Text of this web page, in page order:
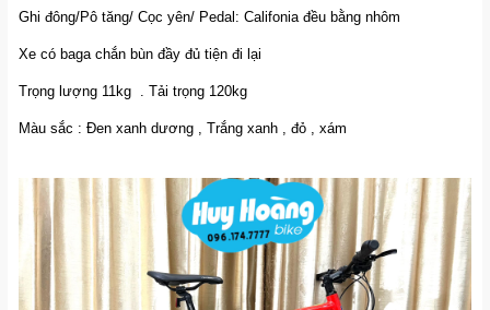
Ghi đông/Pô tăng/ Cọc yên/ Pedal: Califonia đều bằng nhôm
Xe có baga chắn bùn đầy đủ tiện đi lại
Trọng lượng 11kg . Tải trọng 120kg
Màu sắc : Đen xanh dương , Trắng xanh , đỏ , xám